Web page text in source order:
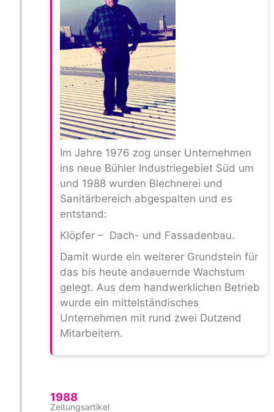
Im Jahre 1976 zog unser Unternehmen
ins neue Bühler Industriegebiet Süd um
und 1988 wurden Blechnerei und
Sanitärbereich abgespalten und es
entstand:
Klöpfer – Dach- und Fassadenbau.
Damit wurde ein weiterer Grundstein für
das bis heute andauernde Wachstum
gelegt. Aus dem handwerklichen Betrieb
wurde ein mittelständisches
Unternehmen mit rund zwei Dutzend
Mitarbeitern.
1988
Zeitungsartikel